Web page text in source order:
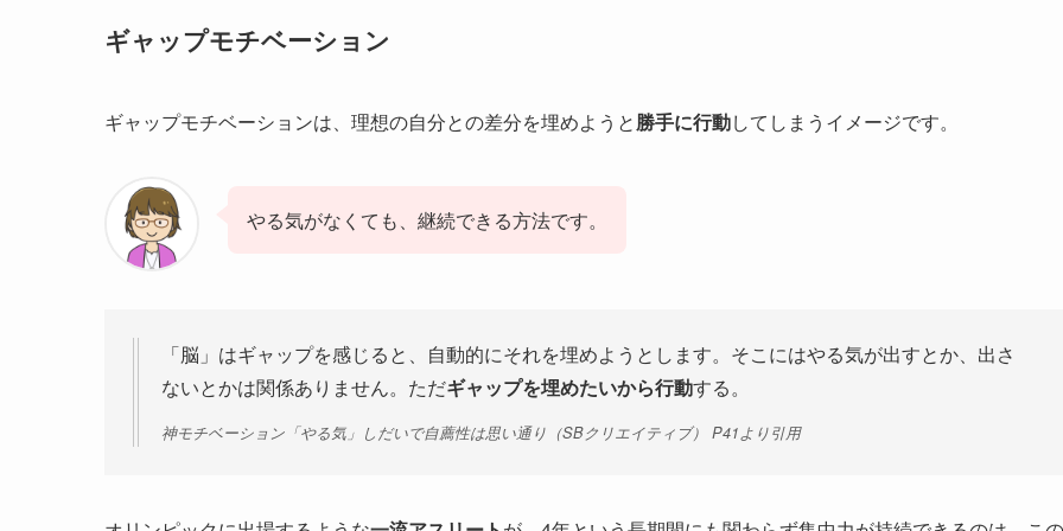
ギャップモチベーション
ギャップモチベーションは、理想の自分との差分を埋めようと勝手に行動してしまうイメージです。
やる気がなくても、継続できる方法です。
「脳」はギャップを感じると、自動的にそれを埋めようとします。そこにはやる気が出すとか、出さ
ないとかは関係ありません。ただギャップを埋めたいから行動する。
神モチベーション「やる気」しだいで自薦性は思い通り（SBクリエイティブ） P41より引用